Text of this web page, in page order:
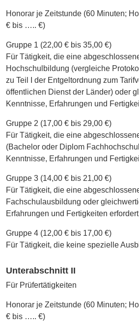
Honorar je Zeitstunde (60 Minuten;
€ bis ….. €)
Gruppe 1 (22,00 € bis 35,00 €)
Für Tätigkeit, die eine
Hochschulbildung (vergleiche
zu Teil I der Entgeltordnung zum
öffentlichen Dienst der Länder) oder
Kenntnisse, Erfahrungen und
Gruppe 2 (17,00 € bis 29,00 €)
Für Tätigkeit, die eine
(Bachelor oder Diplom
Kenntnisse, Erfahrungen und
Gruppe 3 (14,00 € bis 21,00 €)
Für Tätigkeit, die eine
Fachschulausbildung oder
Erfahrungen und Fertigkeiten
Gruppe 4 (12,00 € bis 17,00 €)
Für Tätigkeit, die keine spezielle
Unterabschnitt II
Für Prüfertätigkeiten
Honorar je Zeitstunde (60 Minuten;
€ bis ….. €)